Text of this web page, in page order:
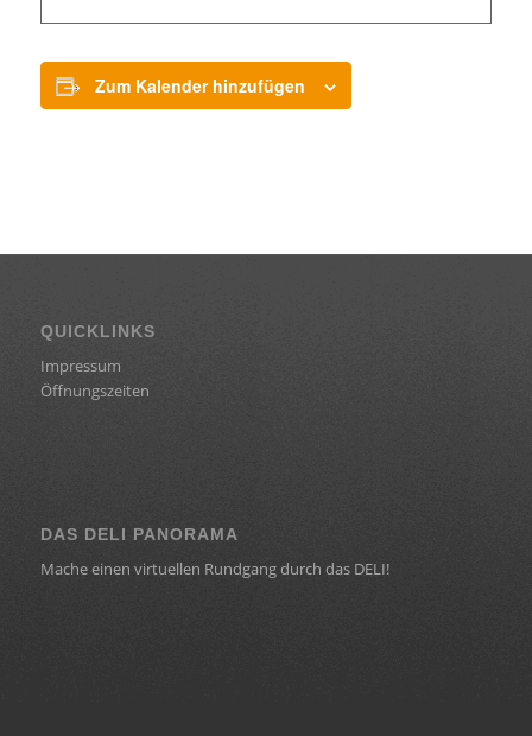
Zum Kalender hinzufügen
QUICKLINKS
Impressum
Öffnungszeiten
DAS DELI PANORAMA
Mache einen virtuellen Rundgang durch das DELI!